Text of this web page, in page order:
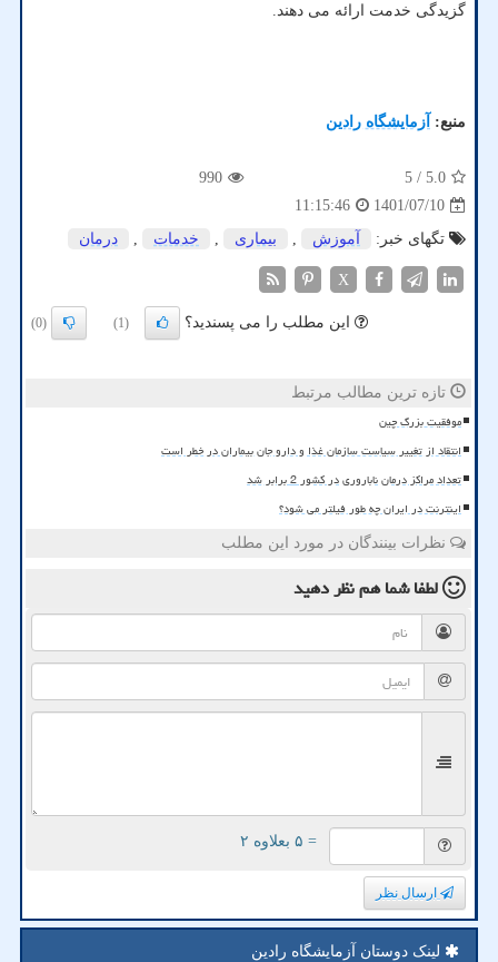
گزیدگی خدمت ارائه می دهند.
منبع: آزمایشگاه رادین
5.0
/ 5
990
1401/07/10
11:15:46
تگهای خبر:
آموزش , بیماری , خدمات , درمان
X
این مطلب را می پسندید؟ (1)
(0)
تازه ترین مطالب مرتبط
موفقیت بزرگ چین
انتقاد از تغییر سیاست سازمان غذا و دارو جان بیماران در خطر است
تعداد مراکز درمان ناباروری در کشور 2 برابر شد
اینترنت در ایران چه طور فیلتر می شود؟
نظرات بینندگان در مورد این مطلب
لطفا شما همنظر دهید
= ۵ بعلاوه ۲
ارسال نظر
لینک دوستان آزمایشگاه رادین